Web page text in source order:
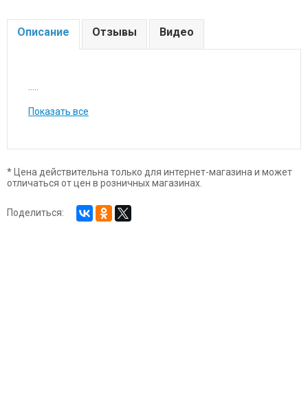
Описание Отзывы Видео
Показать все
* Цена действительна только для интернет-магазина и может
отличаться от цен в розничных магазинах.
Поделиться: